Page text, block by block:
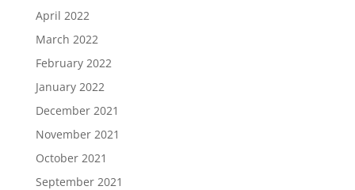
April 2022
March 2022
February 2022
January 2022
December 2021
November 2021
October 2021
September 2021